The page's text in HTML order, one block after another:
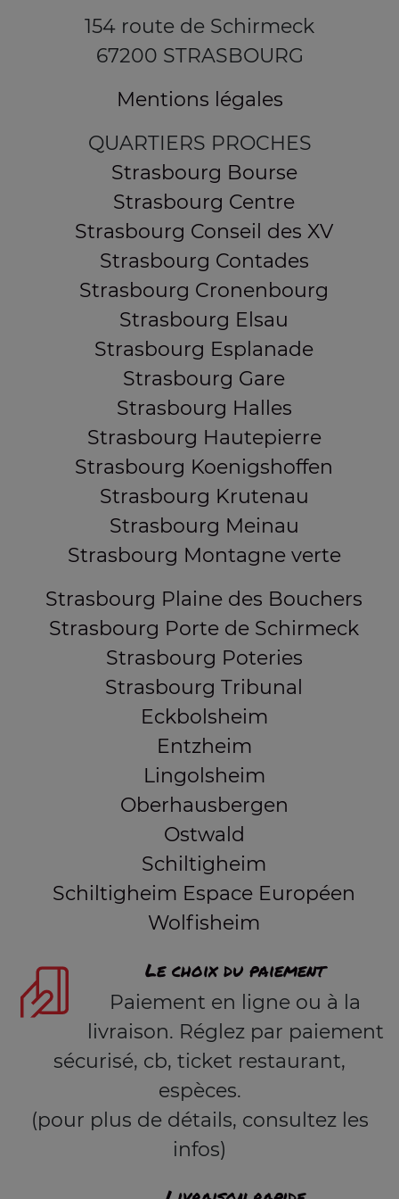
154 route de Schirmeck
67200 STRASBOURG
Mentions légales
QUARTIERS PROCHES
Strasbourg Bourse
Strasbourg Centre
Strasbourg Conseil des XV
Strasbourg Contades
Strasbourg Cronenbourg
Strasbourg Elsau
Strasbourg Esplanade
Strasbourg Gare
Strasbourg Halles
Strasbourg Hautepierre
Strasbourg Koenigshoffen
Strasbourg Krutenau
Strasbourg Meinau
Strasbourg Montagne verte
Strasbourg Plaine des Bouchers
Strasbourg Porte de Schirmeck
Strasbourg Poteries
Strasbourg Tribunal
Eckbolsheim
Entzheim
Lingolsheim
Oberhausbergen
Ostwald
Schiltigheim
Schiltigheim Espace Européen
Wolfisheim
Le choix du paiement
Paiement en ligne ou à la
livraison. Réglez par paiement
sécurisé, cb, ticket restaurant,
espèces.
(pour plus de détails, consultez les
infos)